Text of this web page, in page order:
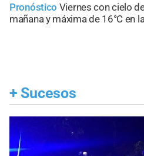
Pronóstico Viernes con cielo
mañana y máxima de 16°C en
+ Sucesos